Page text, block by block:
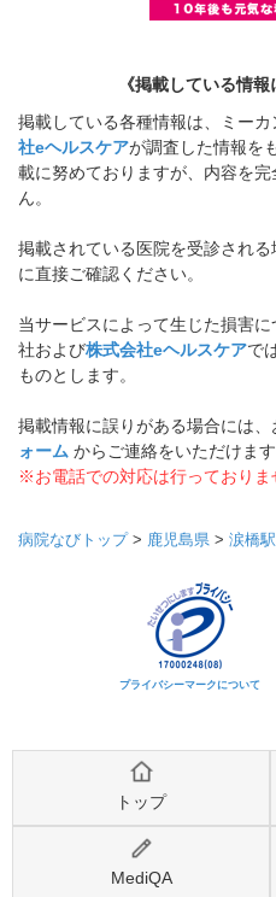
《掲載している情
掲載している各種情報は、ミー
社eヘルスケアが調査した情報を
載に努めておりますが、内容を
ん。
掲載されている医院を受診され
に直接ご確認ください。
当サービスによって生じた損害
社および株式会社eヘルスケアで
ものとします。
掲載情報に誤りがある場合には、
ォーム からご連絡をいただけま
※お電話での対応は行っておりま
病院なびトップ> 鹿児島県 > 涙橋
プライバシーマークについて
トップ
MediQA